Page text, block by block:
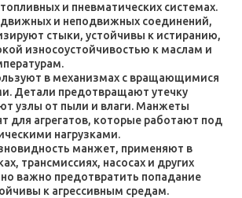
и пневматических системах.
и неподвижных соединений,
стыки, устойчивы к истиранию,
износоустойчивостью к маслам и
в механизмах с вращающимися
Детали предотвращают утечку
узлы от пыли и влаги. Манжеты
для агрегатов, которые работают под
нагрузками.
манжет, применяют в
трансмиссиях, насосах и других
важно предотвратить попадание
к агрессивным средам.